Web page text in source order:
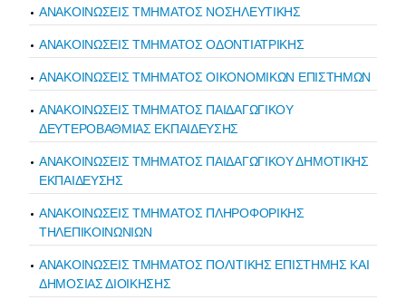
ΑΝΑΚΟΙΝΩΣΕΙΣ ΤΜΗΜΑΤΟΣ ΝΟΣΗΛΕΥΤΙΚΗΣ
ΑΝΑΚΟΙΝΩΣΕΙΣ ΤΜΗΜΑΤΟΣ ΟΔΟΝΤΙΑΤΡΙΚΗΣ
ΑΝΑΚΟΙΝΩΣΕΙΣ ΤΜΗΜΑΤΟΣ ΟΙΚΟΝΟΜΙΚΩΝ ΕΠΙΣΤΗΜΩΝ
ΑΝΑΚΟΙΝΩΣΕΙΣ ΤΜΗΜΑΤΟΣ ΠΑΙΔΑΓΩΓΙΚΟΥ
ΔΕΥΤΕΡΟΒΑΘΜΙΑΣ ΕΚΠΑΙΔΕΥΣΗΣ
ΑΝΑΚΟΙΝΩΣΕΙΣ ΤΜΗΜΑΤΟΣ ΠΑΙΔΑΓΩΓΙΚΟΥ ΔΗΜΟΤΙΚΗΣ
ΕΚΠΑΙΔΕΥΣΗΣ
ΑΝΑΚΟΙΝΩΣΕΙΣ ΤΜΗΜΑΤΟΣ ΠΛΗΡΟΦΟΡΙΚΗΣ
ΤΗΛΕΠΙΚΟΙΝΩΝΙΩΝ
ΑΝΑΚΟΙΝΩΣΕΙΣ ΤΜΗΜΑΤΟΣ ΠΟΛΙΤΙΚΗΣ ΕΠΙΣΤΗΜΗΣ ΚΑΙ
ΔΗΜΟΣΙΑΣ ΔΙΟΙΚΗΣΗΣ